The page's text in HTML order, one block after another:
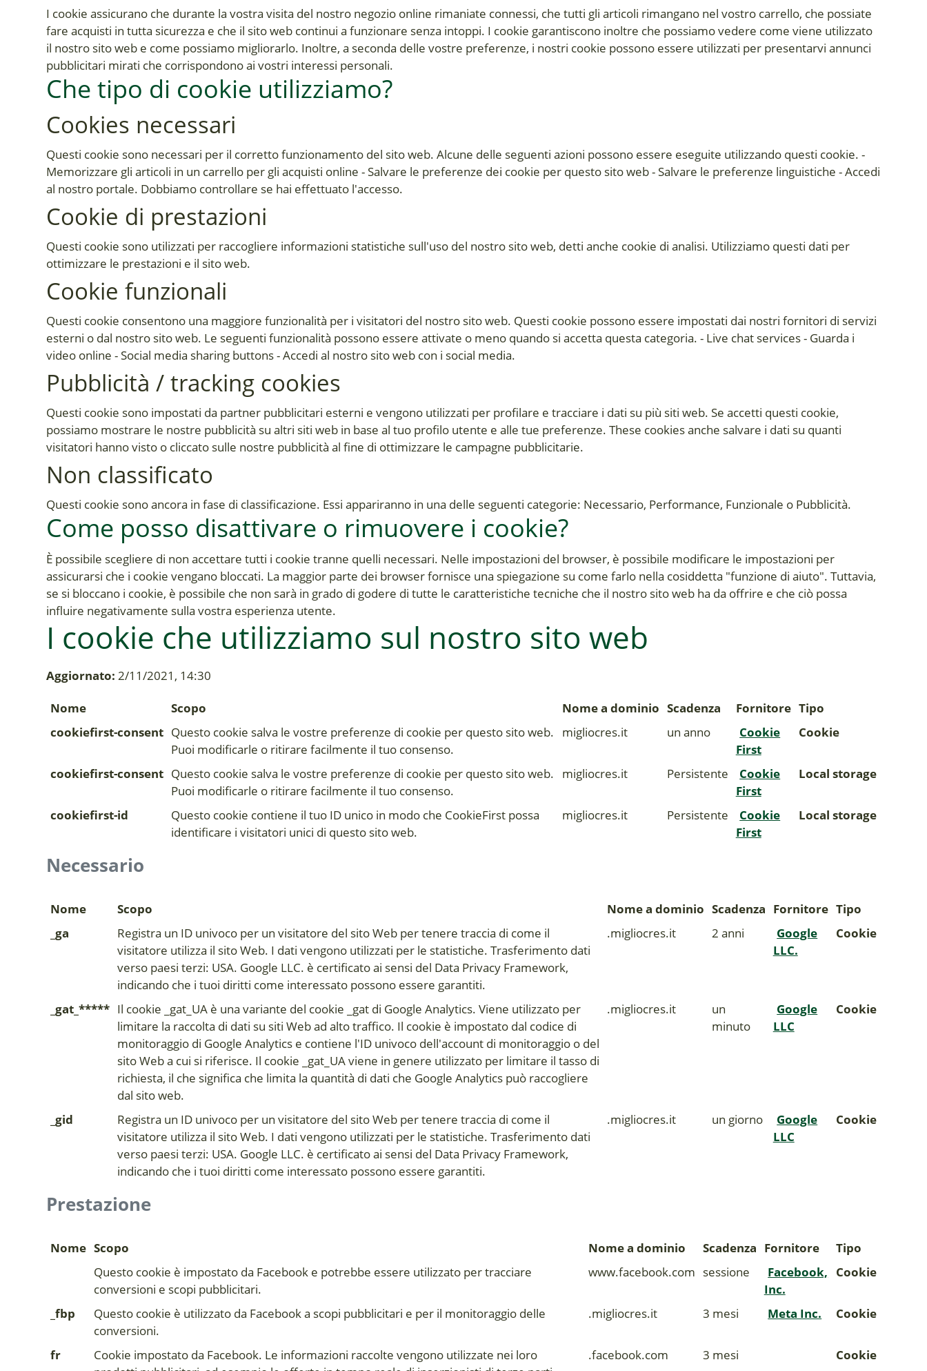
I cookie assicurano che durante la vostra visita del nostro negozio online rimaniate connessi, che tutti gli articoli rimangano nel vostro carrello, che possiate
fare acquisti in tutta sicurezza e che il sito web continui a funzionare senza intoppi. I cookie garantiscono inoltre che possiamo vedere come viene utilizzato
il nostro sito web e come possiamo migliorarlo. Inoltre, a seconda delle vostre preferenze, i nostri cookie possono essere utilizzati per presentarvi annunci
pubblicitari mirati che corrispondono ai vostri interessi personali.
Che tipo di cookie utilizziamo?
Cookies necessari
Questi cookie sono necessari per il corretto funzionamento del sito web. Alcune delle seguenti azioni possono essere eseguite utilizzando questi cookie. -
Memorizzare gli articoli in un carrello per gli acquisti online - Salvare le preferenze dei cookie per questo sito web - Salvare le preferenze linguistiche - Accedi
al nostro portale. Dobbiamo controllare se hai effettuato l'accesso.
Cookie di prestazioni
Questi cookie sono utilizzati per raccogliere informazioni statistiche sull'uso del nostro sito web, detti anche cookie di analisi. Utilizziamo questi dati per
ottimizzare le prestazioni e il sito web.
Cookie funzionali
Questi cookie consentono una maggiore funzionalità per i visitatori del nostro sito web. Questi cookie possono essere impostati dai nostri fornitori di servizi
esterni o dal nostro sito web. Le seguenti funzionalità possono essere attivate o meno quando si accetta questa categoria. - Live chat services - Guarda i
video online - Social media sharing buttons - Accedi al nostro sito web con i social media.
Pubblicità / tracking cookies
Questi cookie sono impostati da partner pubblicitari esterni e vengono utilizzati per profilare e tracciare i dati su più siti web. Se accetti questi cookie,
possiamo mostrare le nostre pubblicità su altri siti web in base al tuo profilo utente e alle tue preferenze. These cookies anche salvare i dati su quanti
visitatori hanno visto o cliccato sulle nostre pubblicità al fine di ottimizzare le campagne pubblicitarie.
Non classificato
Questi cookie sono ancora in fase di classificazione. Essi appariranno in una delle seguenti categorie: Necessario, Performance, Funzionale o Pubblicità.
Come posso disattivare o rimuovere i cookie?
È possibile scegliere di non accettare tutti i cookie tranne quelli necessari. Nelle impostazioni del browser, è possibile modificare le impostazioni per
assicurarsi che i cookie vengano bloccati. La maggior parte dei browser fornisce una spiegazione su come farlo nella cosiddetta "funzione di aiuto". Tuttavia,
se si bloccano i cookie, è possibile che non sarà in grado di godere di tutte le caratteristiche tecniche che il nostro sito web ha da offrire e che ciò possa
influire negativamente sulla vostra esperienza utente.
I cookie che utilizziamo sul nostro sito web
Aggiornato: 2/11/2021, 14:30
Necessario
Nome Scopo Nome a dominio Scadenza Fornitore Tipo
cookiefirst-consent Questo cookie salva le vostre preferenze di cookie per questo sito web.
Puoi modificarle o ritirare facilmente il tuo consenso.
migliocres.it un anno
Cookie
First
Cookie
cookiefirst-consent Questo cookie salva le vostre preferenze di cookie per questo sito web.
Puoi modificarle o ritirare facilmente il tuo consenso.
migliocres.it Persistente
Cookie
First
Local storage
cookiefirst-id
Questo cookie contiene il tuo ID unico in modo che CookieFirst possa
identificare i visitatori unici di questo sito web.
migliocres.it Persistente
Cookie
First
Local storage
Prestazione
Nome Scopo Nome a dominio Scadenza Fornitore Tipo
_ga
Registra un ID univoco per un visitatore del sito Web per tenere traccia di come il
visitatore utilizza il sito Web. I dati vengono utilizzati per le statistiche. Trasferimento dati
verso paesi terzi: USA. Google LLC. è certificato ai sensi del Data Privacy Framework,
indicando che i tuoi diritti come interessato possono essere garantiti.
.migliocres.it 2 anni
Google
LLC.
Cookie
_gat_***** Il cookie _gat_UA è una variante del cookie _gat di Google Analytics. Viene utilizzato per
limitare la raccolta di dati su siti Web ad alto traffico. Il cookie è impostato dal codice di
monitoraggio di Google Analytics e contiene l'ID univoco dell'account di monitoraggio o del
sito Web a cui si riferisce. Il cookie _gat_UA viene in genere utilizzato per limitare il tasso di
richiesta, il che significa che limita la quantità di dati che Google Analytics può raccogliere
dal sito web.
.migliocres.it
un
minuto
Google
LLC
Cookie
_gid
Registra un ID univoco per un visitatore del sito Web per tenere traccia di come il
visitatore utilizza il sito Web. I dati vengono utilizzati per le statistiche. Trasferimento dati
verso paesi terzi: USA. Google LLC. è certificato ai sensi del Data Privacy Framework,
indicando che i tuoi diritti come interessato possono essere garantiti.
.migliocres.it un giorno
Google
LLC
Cookie
Nome Scopo Nome a dominio Scadenza Fornitore
Tipo
Questo cookie è impostato da Facebook e potrebbe essere utilizzato per tracciare
conversioni e scopi pubblicitari.
www.facebook.com sessione
Facebook,
Inc.
Cookie
_fbp
Questo cookie è utilizzato da Facebook a scopi pubblicitari e per il monitoraggio delle
conversioni.
.migliocres.it 3 mesi Meta Inc. Cookie
fr
Cookie impostato da Facebook. Le informazioni raccolte vengono utilizzate nei loro
.facebook.com 3 mesi Cookie